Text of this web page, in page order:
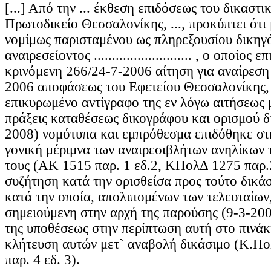
[...] Από την ... έκθεση επιδόσεως του
Πρωτοδικείο Θεσσαλονίκης, ..., προκύπτει ότι
νομίμως παρισταμένου ως πληρεξουσίου
αναιρεσείοντος ........................... , ο οποίος
κρινόμενη 266/24-7-2006 αίτηση για
2006 αποφάσεως του Εφετείου Θεσσαλονίκης,
επικυρωμένο αντίγραφο της εν λόγω αιτήσεως
πράξεις καταθέσεως δικογράφου και ορισμού
2008) νομότυπα και εμπρόθεσμα επιδόθηκε
γονική μέριμνα των αναιρεσιβλήτων ανηλίκων
τους (ΑΚ 1515 παρ. 1 εδ.2, ΚΠολΔ 1275
συζήτηση κατά την ορισθείσα προς τούτο
κατά την οποία, απολιπομένων των
σημειούμενη στην αρχή της παρούσης (9-3-
της υποθέσεως στην περίπτωση αυτή στο
κλήτευση αυτών μετ` αναβολή δικάσιμο
παρ. 4 εδ. 3).